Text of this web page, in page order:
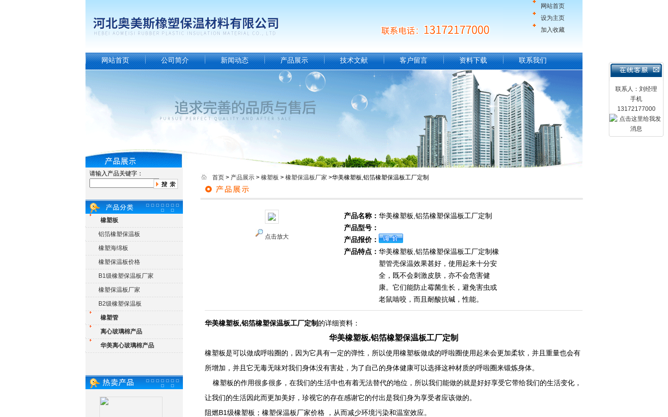
网站首页
设为主页
加入收藏
联系人：刘经理
手机
13172177000
网站首页 公司简介 新闻动态 产品展示 技术文献 客户留言 资料下载 联系我们
请输入产品关键字：
橡塑板
铝箔橡塑保温板
橡塑海绵板
橡塑保温板价格
B1级橡塑保温板厂家
橡塑保温板厂家
B2级橡塑保温板
橡塑管
离心玻璃棉产品
华美离心玻璃棉产品
首页 > 产品展示 > 橡塑板 > 橡塑保温板厂家 >华美橡塑板,铝箔橡塑保温板工厂定制
点击放大
产品名称： 华美橡塑板,铝箔橡塑保温板工厂定制
产品型号：
产品报价：
产品特点： 华美橡塑板,铝箔橡塑保温板工厂定制橡
塑管壳保温效果甚好，使用起来十分安
全，既不会刺激皮肤，亦不会危害健
康。它们能防止霉菌生长，避免害虫或
老鼠啮咬，而且耐酸抗碱，性能。
华美橡塑板,铝箔橡塑保温板工厂定制 的详细资料：
华美橡塑板,铝箔橡塑保温板工厂定制
橡塑板是可以做成呼啦圈的，因为它具有一定的弹性，所以使用橡塑板做成的呼啦圈使用起来会更加柔软，并且重量也会有
所增加，并且它无毒无味对我们身体没有害处，为了自己的身体健康可以选择这种材质的呼啦圈来锻炼身体。
橡塑板的作用很多很多，在我们的生活中也有着无法替代的地位，所以我们能做的就是好好享受它带给我们的生活变化，
让我们的生活因此而更加美好，珍视它的存在感谢它的付出是我们身为享受者应该做的。
阻燃B1级橡塑板；橡塑保温板厂家价格 ，从而减少环境污染和温室效应。